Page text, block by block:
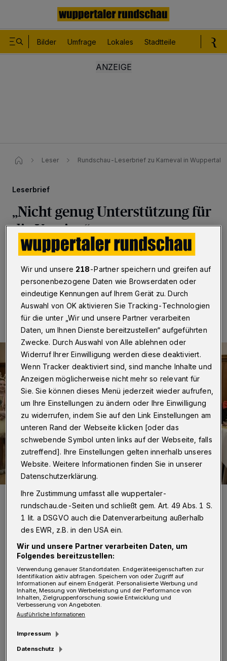
Bilder Umfrage Lokales Stadtteile
Leser Rundschau-Leserbrief zu Karneval in Wuppertal
Leserbrief
„Nicht genug Unterstützung für
die Vereine“
Wuppertal·Betr. Karneval in Wuppertal
27.02.2023 , 11:00 Uhr Eine Minute Lesezeit
Prinzessin Suzanna I. (mit dem Blatt in der Hand) und OB Uwe
Schneidewind (re.).
I ch selbst war lange Jahre im Verein und
habe den Karneval auf dem
Gardistenwagen im Verein erleben dürfen. Es
herrlichem Wetter an der Zugstrecke stehen
und einem zujubeln. Aber die Zeiten haben
Wir und unsere 218-Partner speichern und greifen auf
personenbezogene Daten wie Browserdaten oder
eindeutige Kennungen auf Ihrem Gerät zu. Durch
Auswahl von OK aktivieren Sie Tracking-Technologien
für die unter „Wir und unsere Partner verarbeiten
Daten, um Ihnen Dienste bereitzustellen“ aufgeführten
Zwecke. Durch Auswahl von Alle ablehnen oder
Widerruf Ihrer Einwilligung werden diese deaktiviert.
Wenn Tracker deaktiviert sind, sind manche Inhalte und
Anzeigen möglicherweise nicht mehr so relevant für
Sie. Sie können dieses Menü jederzeit wieder aufrufen,
um Ihre Einstellungen zu ändern oder Ihre Einwilligung
zu widerrufen, indem Sie auf den Link Einstellungen am
unteren Rand der Webseite klicken [oder das
schwebende Symbol unten links auf der Webseite, falls
zutreffend]. Ihre Einstellungen gelten innerhalb unseres
Website. Weitere Informationen finden Sie in unserer
Datenschutzerklärung.
Ihre Zustimmung umfasst alle wuppertaler-
rundschau.de-Seiten und schließt gem. Art. 49 Abs. 1 S.
1 lit. a DSGVO auch die Datenverarbeitung außerhalb
des EWR, z.B. in den USA ein.
Wir und unsere Partner verarbeiten Daten, um
Folgendes bereitzustellen:
Verwendung genauer Standortdaten. Endgeräteeigenschaften zur
Identifikation aktiv abfragen. Speichern von oder Zugriff auf
Informationen auf einem Endgerät. Personalisierte Werbung und
Inhalte, Messung von Werbeleistung und der Performance von
Inhalten, Zielgruppenforschung sowie Entwicklung und
Verbesserung von Angeboten.
Ausführliche Informationen
Impressum
Datenschutz